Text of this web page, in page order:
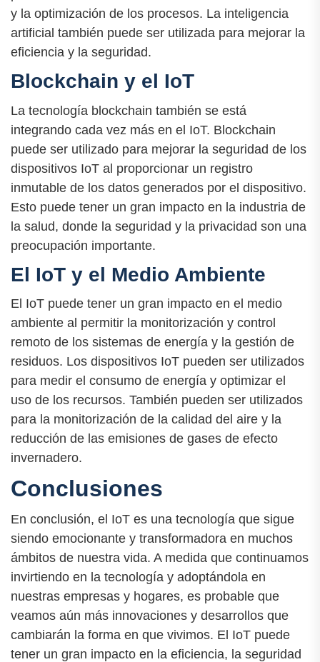
y la optimización de los procesos. La inteligencia
artificial también puede ser utilizada para mejorar la
eficiencia y la seguridad.
Blockchain y el IoT
La tecnología blockchain también se está
integrando cada vez más en el IoT. Blockchain
puede ser utilizado para mejorar la seguridad de los
dispositivos IoT al proporcionar un registro
inmutable de los datos generados por el dispositivo.
Esto puede tener un gran impacto en la industria de
la salud, donde la seguridad y la privacidad son una
preocupación importante.
El IoT y el Medio Ambiente
El IoT puede tener un gran impacto en el medio
ambiente al permitir la monitorización y control
remoto de los sistemas de energía y la gestión de
residuos. Los dispositivos IoT pueden ser utilizados
para medir el consumo de energía y optimizar el
uso de los recursos. También pueden ser utilizados
para la monitorización de la calidad del aire y la
reducción de las emisiones de gases de efecto
invernadero.
Conclusiones
En conclusión, el IoT es una tecnología que sigue
siendo emocionante y transformadora en muchos
ámbitos de nuestra vida. A medida que continuamos
invirtiendo en la tecnología y adoptándola en
nuestras empresas y hogares, es probable que
veamos aún más innovaciones y desarrollos que
cambiarán la forma en que vivimos. El IoT puede
tener un gran impacto en la eficiencia, la seguridad